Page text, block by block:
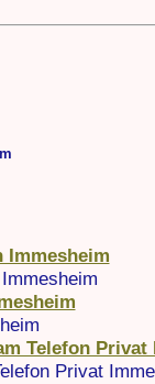
Immesheim
Telefon Privat
Privat